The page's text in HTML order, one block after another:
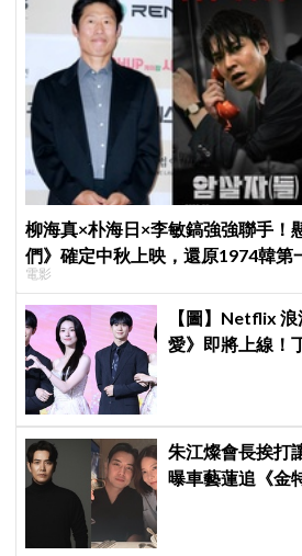
柳海真×朴海日×李敏鎬強強聯手！
們》確定中秋上映，還原1974韓第
電影
【圖】Netflix
愛》即將上線！
朱江燦會長挨打
曝車藝蓮追《金